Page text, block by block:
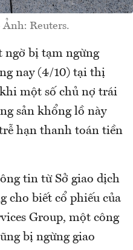
Reuters.
ngờ bị tạm ngừng
nay (4/10) tại thị
một số chủ nợ trái
sản khổng lồ này
hạn thanh toán tiền
tin từ Sở giao dịch
cho biết cổ phiếu của
Group, một công
bị ngừng giao